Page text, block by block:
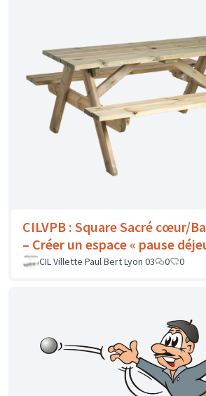
CILVPB : Square Sacré cœur/
– Créer un espace « pause
CIL Villette Paul Bert Lyon 03
0 0